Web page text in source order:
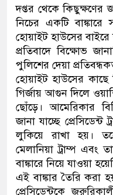
দপ্তর থেকে কিছুক্ষণের
নিচের একটি
হোয়াইট হাউসের
প্রতিবাদে বিক্ষোভ
পুলিশের দেয়া
হোয়াইট হাউসের কাছে
গির্জায় আগুন দিলে
ছোঁড়ে। আমেরিকার
জানা যাচ্ছে প্রেসিডেন্ট
লুকিয়ে রাখা হয়। তবে
মেলানিয়া ট্রাম্প এবং
বাঙ্কারে নিয়ে যাওয়া
এই বাঙ্কার তৈরি করা
প্রেসিডেন্টকে